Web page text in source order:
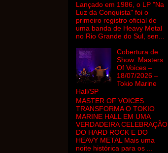
Lançado em 1986, o LP "Na
Luz da Conquista" foi o
primeiro registro oficial de
uma banda de Heavy Metal
no Rio Grande do Sul, sen...
Cobertura de
Show: Masters
Of Voices –
18/07/2026 –
Tokio Marine
Hall/SP
MASTER OF VOICES
TRANSFORMA O TOKIO
MARINE HALL EM UMA
VERDADEIRA CELEBRAÇÃO
DO HARD ROCK E DO
HEAVY METAL Mais uma
noite histórica para os ...